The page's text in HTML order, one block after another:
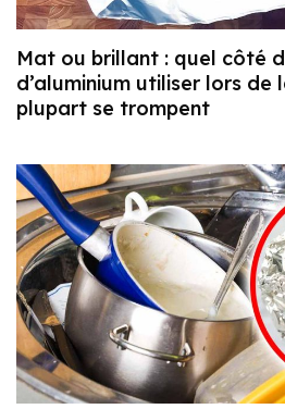
Mat ou brillant : quel côté
d’aluminium utiliser lors de
plupart se trompent